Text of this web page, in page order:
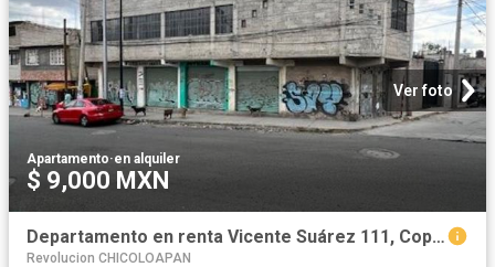
Ver foto
Apartamento·en alquiler
$ 9,000 MXN
Departamento en renta Vicente Suárez 111, Copalera, Chimalhuacán, Estado De México, México
Revolucion CHICOLOAPAN